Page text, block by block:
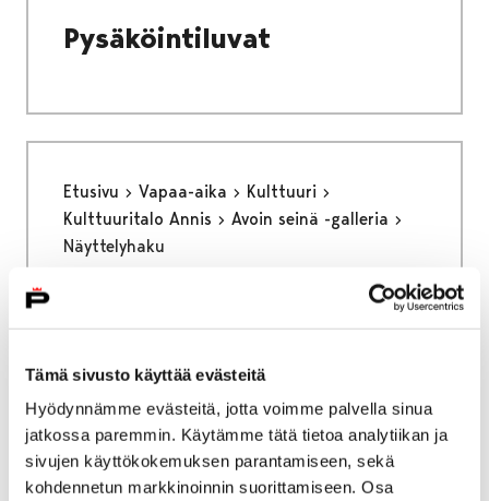
Tämä sivusto käyttää evästeitä
Hyödynnämme evästeitä, jotta voimme palvella sinua
jatkossa paremmin. Käytämme tätä tietoa analytiikan ja
sivujen käyttökokemuksen parantamiseen, sekä
kohdennetun markkinoinnin suorittamiseen. Osa
Pysäköintiluvat
Etusivu Vapaa-aika
Kulttuuri
Kulttuuritalo Annis
Avoin seinä -galleria
Näyttelyhaku
Etusivu
Kaupunki ja hallinto
Talous ja strategia
Avustukset